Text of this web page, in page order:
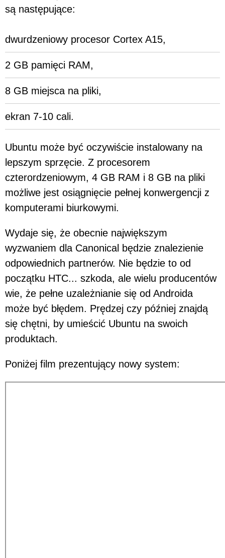
są następujące:
dwurdzeniowy procesor Cortex A15,
2 GB pamięci RAM,
8 GB miejsca na pliki,
ekran 7-10 cali.
Ubuntu może być oczywiście instalowany na
lepszym sprzęcie. Z procesorem
czterordzeniowym, 4 GB RAM i 8 GB na pliki
możliwe jest osiągnięcie pełnej konwergencji z
komputerami biurkowymi.
Wydaje się, że obecnie największym
wyzwaniem dla Canonical będzie znalezienie
odpowiednich partnerów. Nie będzie to od
początku HTC... szkoda, ale wielu producentów
wie, że pełne uzależnianie się od Androida
może być błędem. Prędzej czy później znajdą
się chętni, by umieścić Ubuntu na swoich
produktach.
Poniżej film prezentujący nowy system: